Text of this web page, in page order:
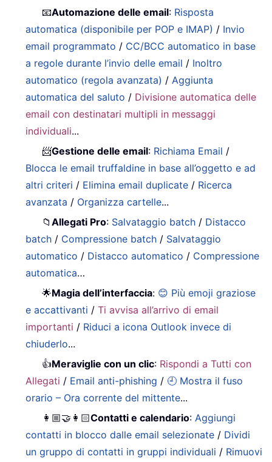
📧Automazione delle email: Risposta
automatica (disponibile per POP e IMAP) / Invio
email programmato / CC/BCC automatico in base
a regole durante l’invio delle email / Inoltro
automatico (regola avanzata) /Aggiunta
automatica del saluto / Divisione automatica delle
email con destinatari multipli in messaggi
individuali...
📨Gestione delle email: Richiama Email /
Blocca le email truffaldine in base all’oggetto e ad
altri criteri / Elimina email duplicate / Ricerca
avanzata / Organizza cartelle...
📁Allegati Pro: Salvataggio batch / Distacco
batch / Compressione batch / Salvataggio
automatico / Distacco automatico / Compressione
automatica…
🌟Magia dell’interfaccia: 😊 Più emoji graziose
e accattivanti /Ti avvisa all’arrivo di email
importanti / Riduci a icona Outlook invece di
chiuderlo...
👍Meraviglie con un clic: Rispondi a Tutti con
Allegati / Email anti-phishing / 🕘 Mostra il fuso
orario – Ora corrente del mittente...
👩🏼‍🤝‍👩🏻Contatti e calendario:Aggiungi
contatti in blocco dalle email selezionate / Dividi
un gruppo di contatti in gruppi individuali / Rimuovi